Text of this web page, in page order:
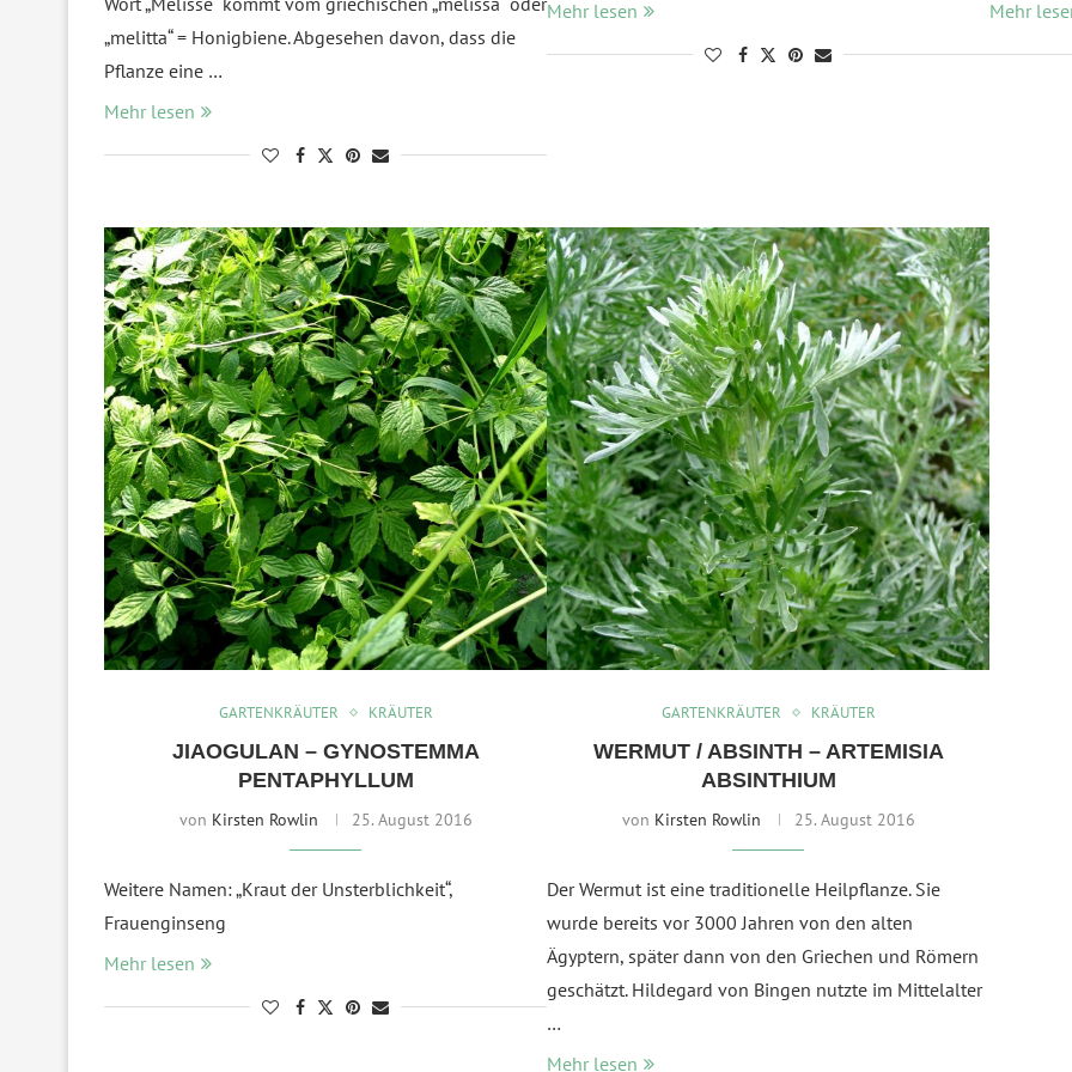
„melitta“ = Honigbiene. Abgesehen davon, dass die
Pflanze eine …
Mehr lesen
Mehr lesen Mehr
GARTENKRÄUTER KRÄUTER
JIAOGULAN – GYNOSTEMMA
PENTAPHYLLUM
von Kirsten Rowlin 25. August 2016
Weitere Namen: „Kraut der Unsterblichkeit“,
Frauenginseng
Mehr lesen
GARTENKRÄUTER KRÄUTER
WERMUT / ABSINTH – ARTEMISIA
ABSINTHIUM
von Kirsten Rowlin 25. August 2016
Der Wermut ist eine traditionelle Heilpflanze. Sie
wurde bereits vor 3000 Jahren von den alten
Ägyptern, später dann von den Griechen und Römern
geschätzt. Hildegard von Bingen nutzte im Mittelalter
…
Mehr lesen